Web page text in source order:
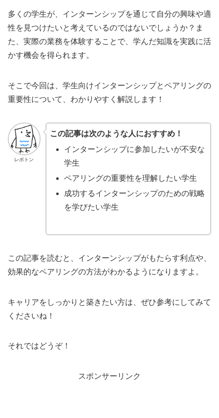
多くの学生が、インターンシップを通じて自分の興味や適
性を見つけたいと考えているのではないでしょうか？ま
た、実際の業務を体験することで、学んだ知識を実践に活
かす機会を得られます。
そこで今回は、学生向けインターンシップとペアリングの
重要性について、わかりやすく解説します！
レポトン
この記事は次のような人におすすめ！
インターンシップに参加したいが不安な
学生
ペアリングの重要性を理解したい学生
成功するインターンシップのための戦略
を学びたい学生
この記事を読むと、インターンシップがもたらす利点や、
効果的なペアリングの方法がわかるようになりますよ。
キャリアをしっかりと築きたい方は、ぜひ参考にしてみて
くださいね！
それではどうぞ！
スポンサーリンク